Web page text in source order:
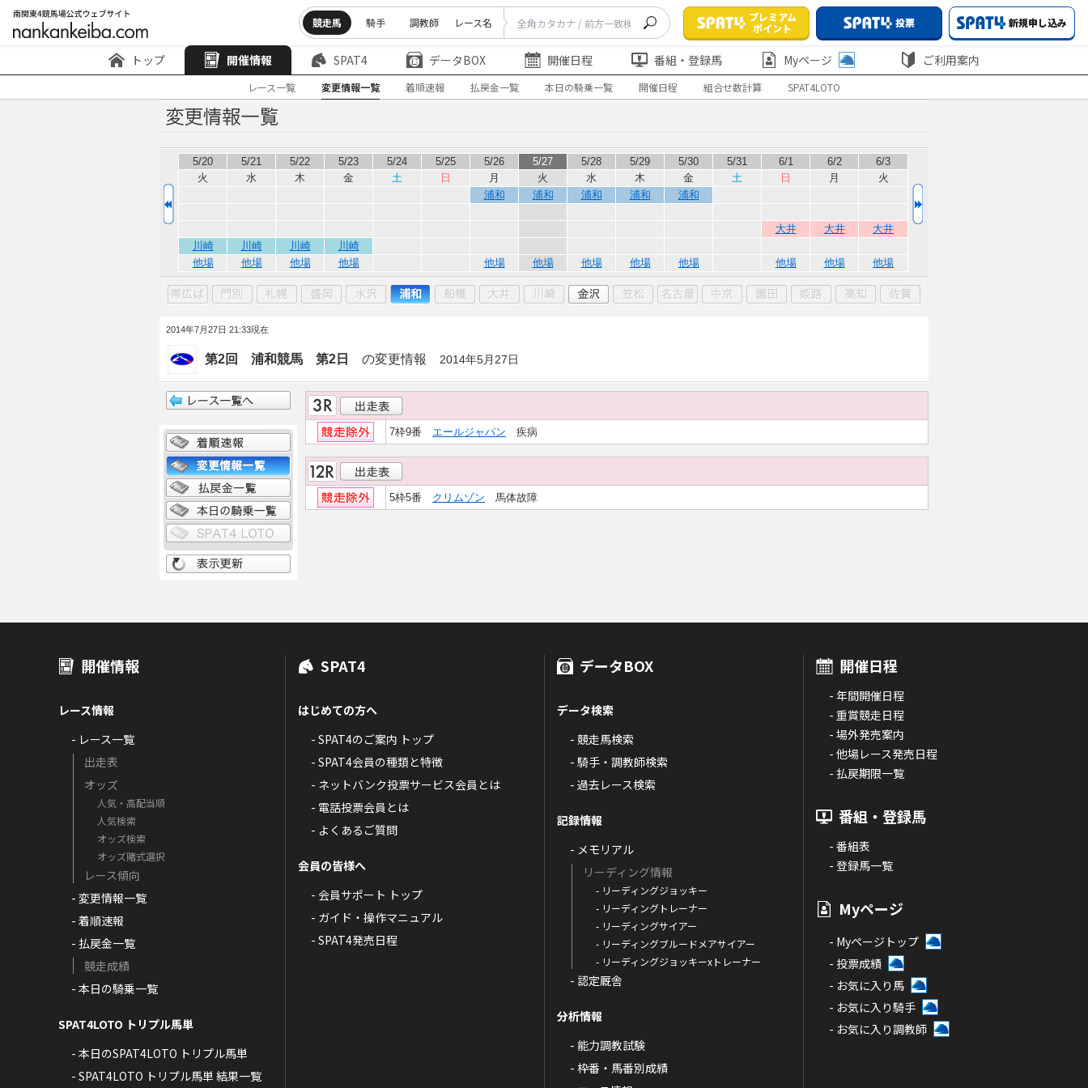
競走馬 騎手 調教師 レース名
プレミアム
ポイント
投票 新規申し込み
トップ 開催情報 SPAT4 データBOX 開催日程 番組・登録馬 Myページ ご利用案内
レース一覧 変更情報一覧 着順速報 払戻金一覧 本日の騎乗一覧 開催日程 組合せ数計算 SPAT4LOTO
5/20 5/21 5/22 5/23 5/24 5/25 5/26 5/27 5/28 5/29 5/30 5/31 6/1 6/2
6/3
火
水 木 金 土 日 月 火 水 木 金 土 日 月
火
浦和
浦和 浦和 浦和 浦和
大井 大井
大井
川崎
川崎 川崎
川崎
他場
他場 他場 他場 他場 他場 他場 他場 他場 他場 他場 他場
2014年7月27日 21:33現在
第2回 浦和競馬 第2日 の変更情報 2014年5月27日
7枠9番 エールジャパン 疾病
5枠5番 クリムゾン 馬体故障
開催情報
レース情報
- レース一覧
出走表
オッズ
人気・高配当順
人気検索
オッズ検索
オッズ賭式選択
レース傾向
- 変更情報一覧
- 着順速報
- 払戻金一覧
競走成績
- 本日の騎乗一覧
SPAT4LOTO トリプル馬単
- 本日のSPAT4LOTO トリプル馬単
- SPAT4LOTO トリプル馬単 結果一覧
SPAT4
はじめての方へ
- SPAT4のご案内 トップ
- SPAT4会員の種類と特徴
- ネットバンク投票サービス会員とは
- 電話投票会員とは
- よくあるご質問
会員の皆様へ
- 会員サポート トップ
- ガイド・操作マニュアル
- SPAT4発売日程
データBOX
データ検索
- 競走馬検索
- 騎手・調教師検索
- 過去レース検索
記録情報
- メモリアル
リーディング情報
- リーディングジョッキー
- リーディングトレーナー
- リーディングサイアー
- リーディングブルードメアサイアー
- リーディングジョッキーxトレーナー
- 認定厩舎
分析情報
- 能力調教試験
- 枠番・馬番別成績
開催日程
- 年間開催日程
- 重賞競走日程
- 場外発売案内
- 他場レース発売日程
- 払戻期限一覧
番組・登録馬
- 番組表
- 登録馬一覧
Myページ
- Myページトップ
- 投票成績
- お気に入り馬
- お気に入り騎手
- お気に入り調教師